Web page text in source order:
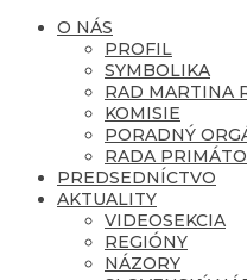
O NÁS
PROFIL
SYMBOLIKA
RAD MARTINA
KOMISIE
PORADNÝ
RADA
PREDSEDNÍCTVO
AKTUALITY
VIDEOSEKCIA
REGIÓNY
NÁZORY